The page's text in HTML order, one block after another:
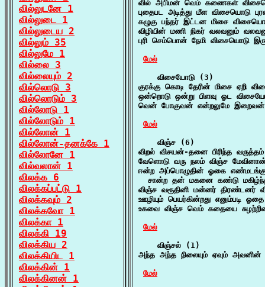
வில்லுடனே 1
வில்லுடை 1
வில்லுடைய 2
வில்லும் 35
வில்லுமே 1
வில்லை 3
வில்லையும் 2
வில்லொடு 3
வில்லொடும் 3
வில்லோடு 1
வில்லோடும் 1
வில்லோன் 1
வில்லோன்-தனக்கே 1
வில்லோனே 1
வில்வலான் 1
விலக்க 6
விலக்கப்பட்டு 1
விலக்கவும் 2
விலக்கவோ 1
விலக்கா 1
விலக்கி 19
விலக்கிய 2
விலக்கியிட 1
விலக்கின் 1
விலக்கினன் 1
வில் அபிமன் வெம் கணைகள்
புதைபட அடித்து மீள விசையொடு
கழுகு பந்தர் இட்டன மிசை
விழியின் மணி நிகர் வலவனும்
புரி செம்பொன் நேமி விசையொடு
மேல்
    விசையோடு (3)
குரக்கு கொடி தேரின் மிசை ஏறி
ஒன்றொடு ஒன்று பிளவு ஓட
வென் போகுவன் என்றலுமே இறைவன்
மேல்
    விஞ்ச (6)
விறல் விசயன்-தனை பிரிந்த
வேளொடு வரு நலம் விஞ்ச
ஈன்ற அப்பொழுதின் ஓகை
சான்ற தன் மகனை கண்டு
விஞ்ச வரூதினி மன்னர் திரண்டனர்
ஊழியும் பெயர்கின்றது எனும்படி
உகவை விஞ்ச வெம் கதையை
மேல்
    விஞ்சல் (1)
அந்த அந்த நிலையும் ஏவும்
மேல்